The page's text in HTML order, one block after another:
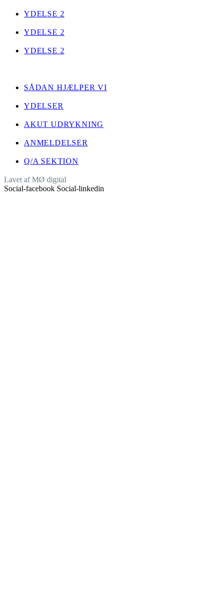
YDELSE 2
YDELSE 2
YDELSE 2
SÅDAN HJÆLPER VI
YDELSER
AKUT UDRYKNING
ANMELDELSER
Q/A SEKTION
Lavet af MØ digital
Social-facebook Social-linkedin